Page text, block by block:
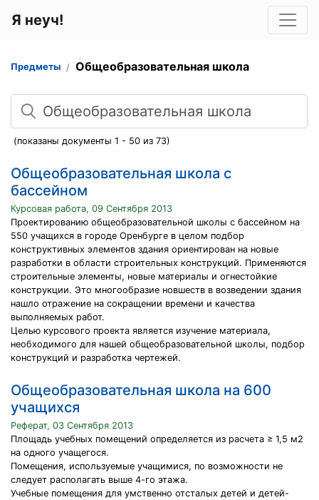
Я неуч!
Предметы Общеобразовательная школа
Поиск
(показаны документы 1 - 50 из 73)
Общеобразовательная школа с
бассейном
Курсовая работа, 09 Сентября 2013
Проектированию общеобразовательной школы с бассейном на
550 учащихся в городе Opенбурге в целом подбор
конструктивных элементов здания ориентирован на новые
разработки в области строительных конструкций. Применяются
строительные элементы, новые материалы и огнестойкие
конструкции. Это многообразие новшеств в возведении здания
нашло отражение на сокращении времени и качества
выполняемых работ.
Целью курсового проекта является изучение материала,
необходимого для нашей общеобразовательной школы, подбор
конструкций и разработка чертежей.
Общеобразовательная школа на 600
учащихся
Реферат, 03 Сентября 2013
Площадь учебных помещений определяется из расчета ≥ 1,5 м2
на одного учащегося.
Помещения, используемые учащимися, по возможности не
следует располагать выше 4-го этажа.
Учебные помещения для умственно отсталых детей и детей-